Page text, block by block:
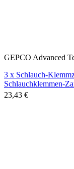
GEPCO Advanced
3 x Schlauch-
Schlauchklemmen-
23,43 €